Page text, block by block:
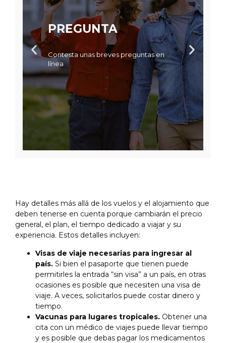
PREGUNTA
Contesta unas breves preguntas en
línea
Hay detalles más allá de los vuelos y el alojamiento que
deben tenerse en cuenta porque cambiarán el precio
general, el plan, el tiempo dedicado a viajar y su
experiencia. Estos detalles incluyen:
Visas de viaje necesarias para ingresar al
país. Si bien el pasaporte que tienen puede
permitirles la entrada “sin visa” a un país, en otras
ocasiones es posible que necesiten una visa de
viaje. A veces, solicitarlos puede costar dinero y
tiempo.
Vacunas para lugares tropicales. Obtener una
cita con un médico de viajes puede llevar tiempo
y es posible que debas pagar los medicamentos